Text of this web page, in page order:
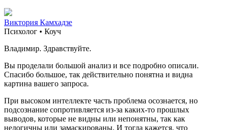
Виктория Камхадзе
Психолог • Коуч
Владимир. Здравствуйте.
Вы проделали большой анализ и все подробно описали.
Спасибо большое, так действительно понятна и видна
картина вашего запроса.
При высоком интеллекте часть проблема осознается, но
подсознание сопротивляется из-за каких-то прошлых
выводов, которые не видны или непонятны, так как
нелогичны или замаскированы. И тогда кажется, что